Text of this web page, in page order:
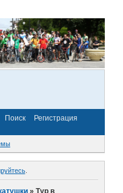
Поиск
Регистрация
.
»Тур в